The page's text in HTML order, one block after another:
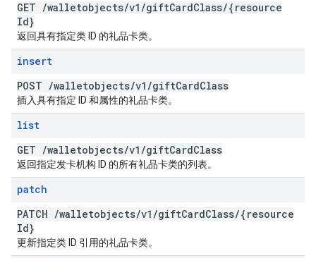
GET /walletobjects/v1 /giftCardClass/{resource
Id}
返回具有指定类 ID 的礼品卡类。
insert
POST /walletobjects/v1 /giftCardClass
插入具有指定 ID 和属性的礼品卡类。
list
GET /walletobjects/v1 /giftCardClass
返回指定发卡机构 ID 的所有礼品卡类的列表。
patch
PATCH /walletobjects/v1 /giftCardClass/{resource
Id}
更新指定类 ID 引用的礼品卡类。